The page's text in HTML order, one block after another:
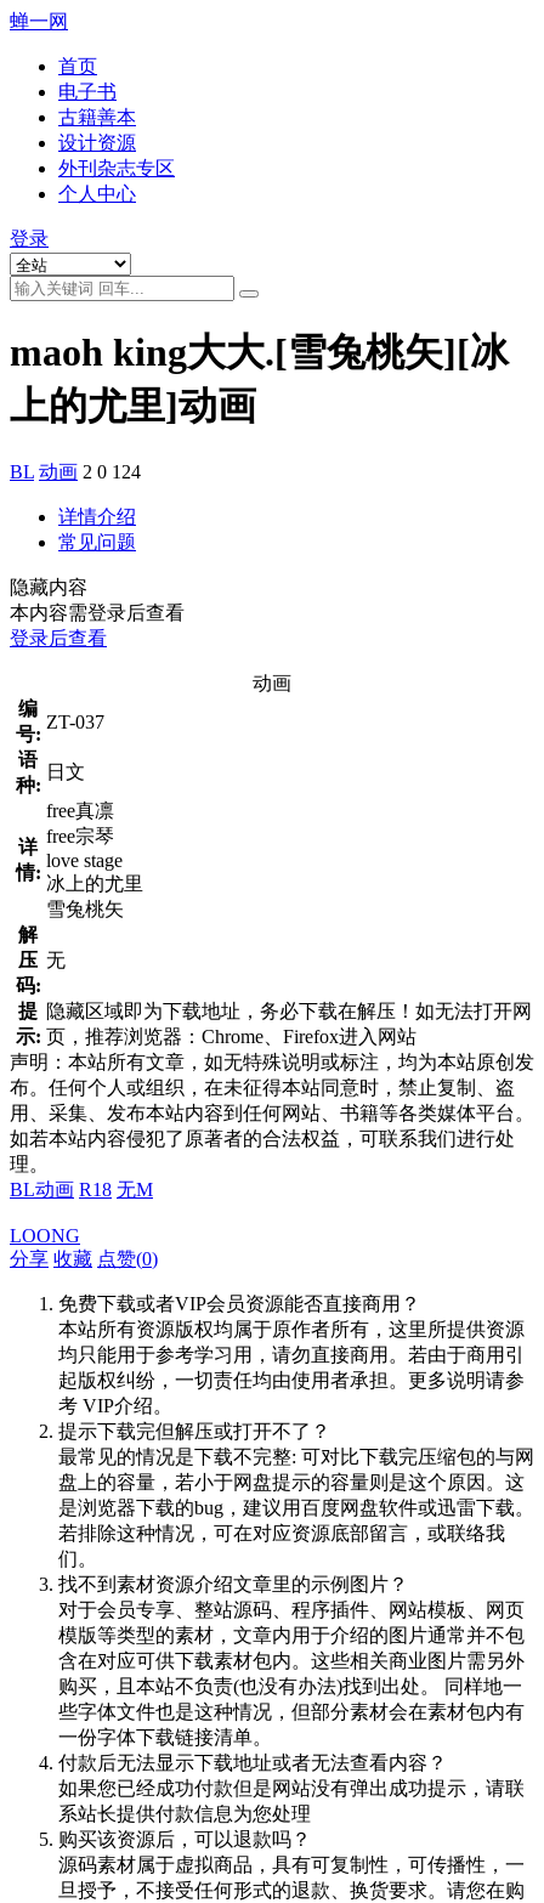
蝉一网
首页
电子书
古籍善本
设计资源
外刊杂志专区
个人中心
登录
maoh king大大.[雪兔桃矢][冰
上的尤里]动画
BL 动画 2 0 124
详情介绍
常见问题
隐藏内容
本内容需登录后查看
登录后查看
动画
编
号:
ZT-037
语
种:
日文
详
情:
free真凛
free宗琴
love stage
冰上的尤里
雪兔桃矢
解
压
码:
无
提
示:
隐藏区域即为下载地址，务必下载在解压！如无法打开网
页，推荐浏览器：Chrome、Firefox进入网站
声明：本站所有文章，如无特殊说明或标注，均为本站原创发
布。任何个人或组织，在未征得本站同意时，禁止复制、盗
用、采集、发布本站内容到任何网站、书籍等各类媒体平台。
如若本站内容侵犯了原著者的合法权益，可联系我们进行处
理。
BL动画 R18 无M
LOONG
分享 收藏 点赞(0)
免费下载或者VIP会员资源能否直接商用？
本站所有资源版权均属于原作者所有，这里所提供资源
均只能用于参考学习用，请勿直接商用。若由于商用引
起版权纠纷，一切责任均由使用者承担。更多说明请参
考 VIP介绍。
提示下载完但解压或打开不了？
最常见的情况是下载不完整: 可对比下载完压缩包的与网
盘上的容量，若小于网盘提示的容量则是这个原因。这
是浏览器下载的bug，建议用百度网盘软件或迅雷下载。
若排除这种情况，可在对应资源底部留言，或联络我
们。
找不到素材资源介绍文章里的示例图片？
对于会员专享、整站源码、程序插件、网站模板、网页
模版等类型的素材，文章内用于介绍的图片通常并不包
含在对应可供下载素材包内。这些相关商业图片需另外
购买，且本站不负责(也没有办法)找到出处。 同样地一
些字体文件也是这种情况，但部分素材会在素材包内有
一份字体下载链接清单。
付款后无法显示下载地址或者无法查看内容？
如果您已经成功付款但是网站没有弹出成功提示，请联
系站长提供付款信息为您处理
购买该资源后，可以退款吗？
源码素材属于虚拟商品，具有可复制性，可传播性，一
旦授予，不接受任何形式的退款、换货要求。请您在购